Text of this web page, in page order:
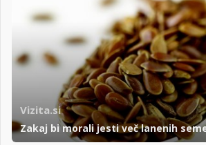
Vizita.si
Zakaj bi morali jesti več lanenih